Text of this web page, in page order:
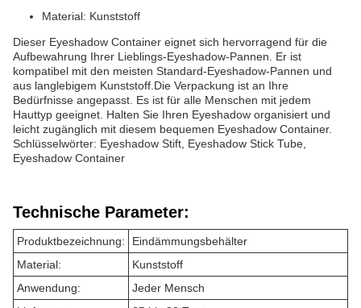
Material: Kunststoff
Dieser Eyeshadow Container eignet sich hervorragend für die
Aufbewahrung Ihrer Lieblings-Eyeshadow-Pannen. Er ist
kompatibel mit den meisten Standard-Eyeshadow-Pannen und
aus langlebigem Kunststoff.Die Verpackung ist an Ihre
Bedürfnisse angepasst. Es ist für alle Menschen mit jedem
Hauttyp geeignet. Halten Sie Ihren Eyeshadow organisiert und
leicht zugänglich mit diesem bequemen Eyeshadow Container.
Schlüsselwörter: Eyeshadow Stift, Eyeshadow Stick Tube,
Eyeshadow Container
Technische Parameter:
Produktbezeichnung:
Eindämmungsbehälter
Material:
Kunststoff
Anwendung:
Jeder Mensch